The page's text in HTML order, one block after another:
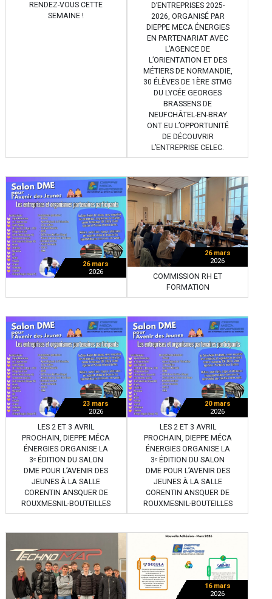
RENDEZ-VOUS CETTE
SEMAINE !
D’ENTREPRISES 2025-
2026, ORGANISÉ PAR
DIEPPE MECA ÉNERGIES
EN PARTENARIAT AVEC
L’AGENCE DE
L’ORIENTATION ET DES
MÉTIERS DE NORMANDIE,
30 ÉLÈVES DE 1ÈRE STMG
DU LYCÉE GEORGES
BRASSENS DE
NEUFCHÂTEL-EN-BRAY
ONT EU L’OPPORTUNITÉ
DE DÉCOUVRIR
L’ENTREPRISE CELEC.
26 mars
2026
26 mars
2026
COMMISSION RH ET
FORMATION
23 mars
2026
LES 2 ET 3 AVRIL
PROCHAIN, DIEPPE MÉCA
ÉNERGIES ORGANISE LA
3ᵉ ÉDITION DU SALON
DME POUR L’AVENIR DES
JEUNES À LA SALLE
CORENTIN ANSQUER DE
ROUXMESNIL-BOUTEILLES
20 mars
2026
LES 2 ET 3 AVRIL
PROCHAIN, DIEPPE MÉCA
ÉNERGIES ORGANISE LA
3ᵉ ÉDITION DU SALON
DME POUR L’AVENIR DES
JEUNES À LA SALLE
CORENTIN ANSQUER DE
ROUXMESNIL-BOUTEILLES
16 mars
2026